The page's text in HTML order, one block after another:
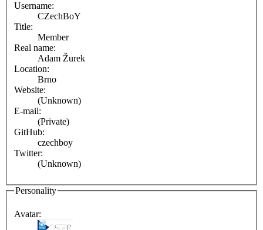
Username:
CZechBoY
Title:
Member
Real name:
Adam Žurek
Location:
Brno
Website:
(Unknown)
E-mail:
(Private)
GitHub:
czechboy
Twitter:
(Unknown)
Personality
Avatar: